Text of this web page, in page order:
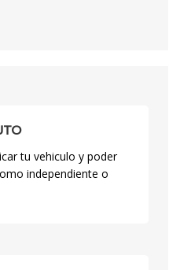
tu vehiculo y poder
independiente o